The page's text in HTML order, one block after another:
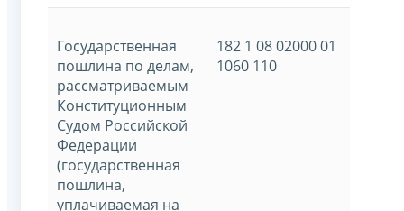
Государственная
пошлина по делам,
рассматриваемым
Конституционным
Судом Российской
Федерации
(государственная
пошлина,
уплачиваемая на
182 1 08 02000 01
1060 110